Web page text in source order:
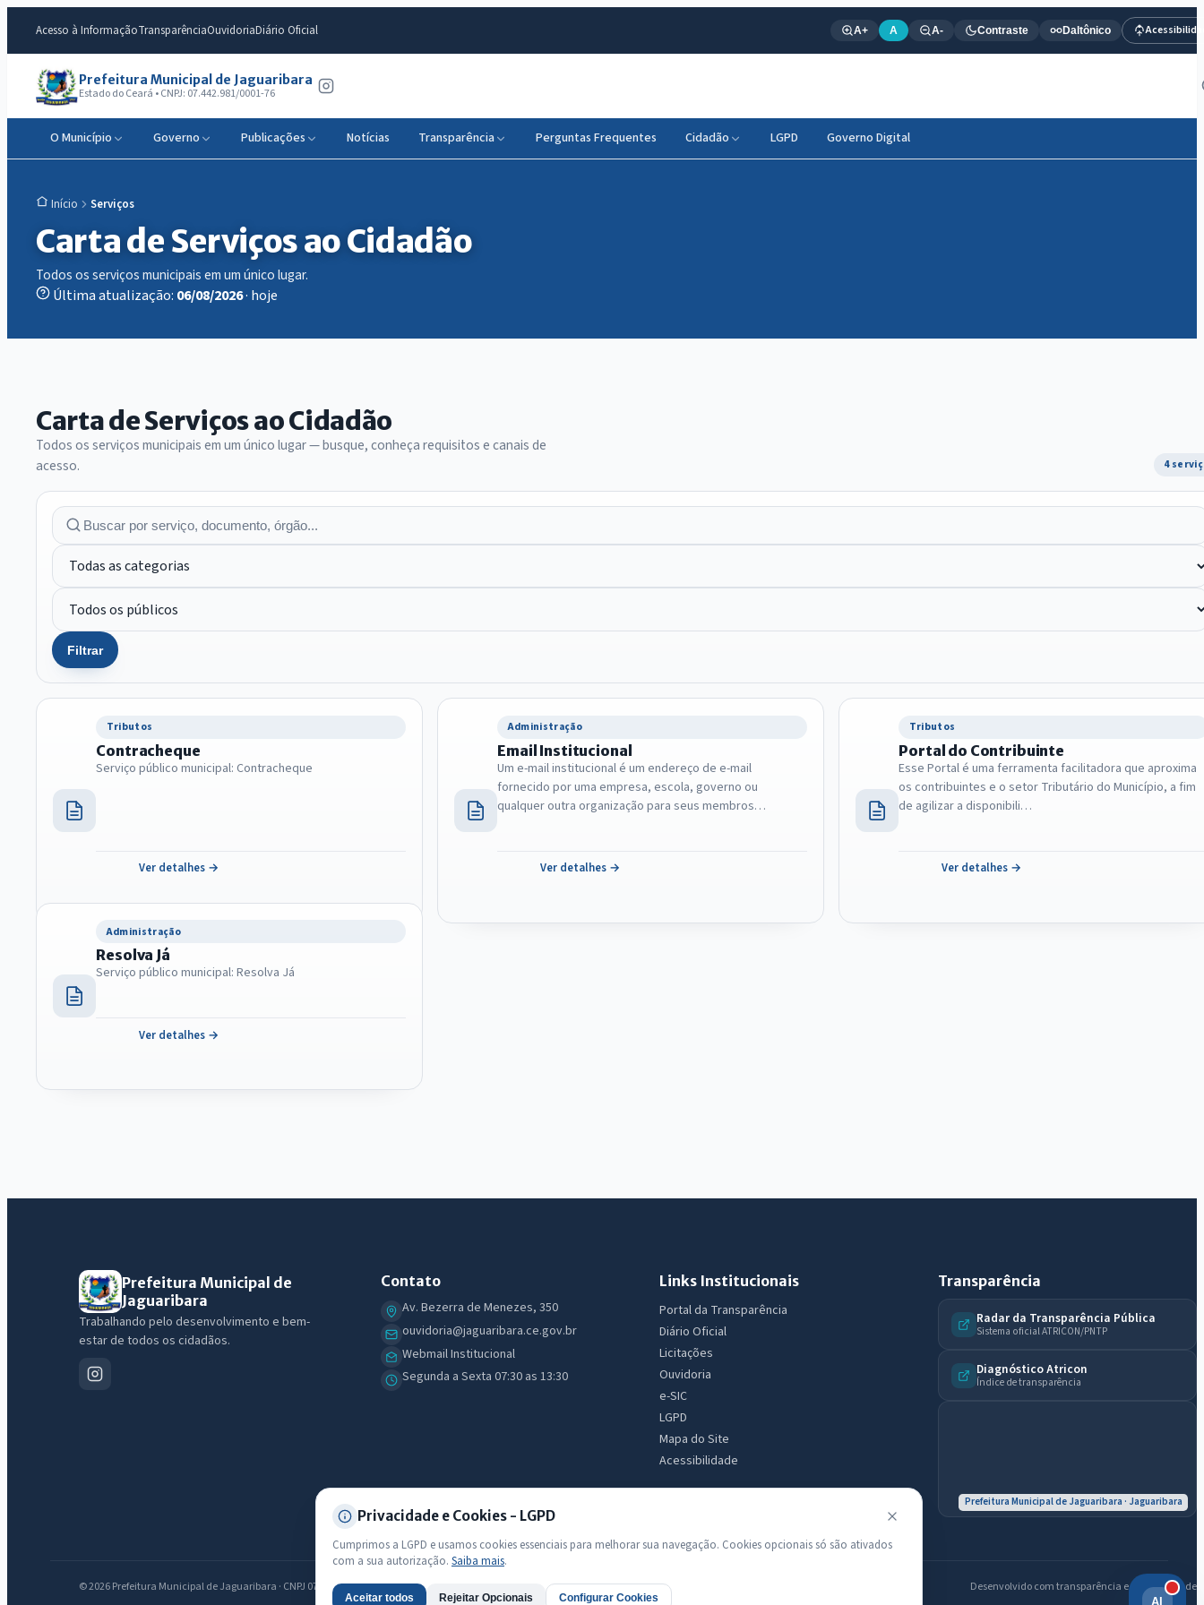
Acesso à InformaçãoTransparênciaOuvidoriaDiário Oficial A+ A A- Contraste Daltônico
Prefeitura Municipal de Jaguaribara
Estado do Ceará • CNPJ: 07.442.981/0001-76
O Município Governo Publicações Notícias Transparência Perguntas Frequentes Cidadão LGPD Governo Digital
Início Serviços
Carta de Serviços ao Cidadão
Todos os serviços municipais em um único lugar.
Última atualização: 06/08/2026· hoje
Carta de Serviços ao Cidadão
Todos os serviços municipais em um único lugar — busque, conheça requisitos e canais de
acesso.
4
Filtrar
Tributos
Contracheque
Serviço público municipal: Contracheque
Ver detalhes →
Administração
Email Institucional
Um e-mail institucional é um endereço de e-mail
fornecido por uma empresa, escola, governo ou
qualquer outra organização para seus membros…
Ver detalhes →
Tributos
Portal do Contribuinte
Esse Portal é uma ferramenta facilitadora que aproxima
os contribuintes e o setor Tributário do Município, a fim
de agilizar a disponibili…
Ver detalhes →
Administração
Resolva Já
Serviço público municipal: Resolva Já
Ver detalhes →
Prefeitura Municipal de
Jaguaribara
Trabalhando pelo desenvolvimento e bem-
estar de todos os cidadãos.
Contato
Av. Bezerra de Menezes, 350
ouvidoria@jaguaribara.ce.gov.br
Webmail Institucional
Segunda a Sexta 07:30 as 13:30
Links Institucionais
Portal da Transparência
Diário Oficial
Licitações
Ouvidoria
e-SIC
LGPD
Mapa do Site
Acessibilidade
Transparência
Radar da Transparência Pública
Sistema oficial ATRICON/PNTP
Diagnóstico Atricon
Índice de transparência
Prefeitura Municipal de Jaguaribara · Jaguaribara
© 2026 Prefeitura Municipal de Jaguaribara · CNPJ 07.442.981/0001-76 — Todos os direitos reservados Desenvolvido com transparência e acessibilidade
Privacidade e Cookies - LGPD
Cumprimos a LGPD e usamos cookies essenciais para melhorar sua navegação. Cookies opcionais só são ativados
com a sua autorização. Saiba mais.
Aceitar todos Rejeitar Opcionais Configurar Cookies AI